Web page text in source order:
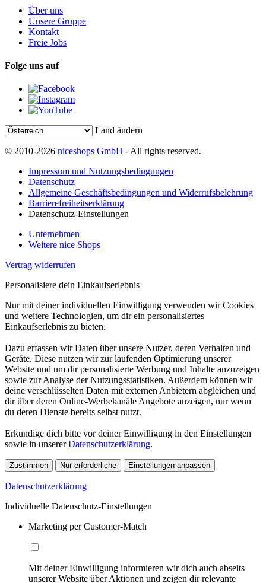
Über uns
Unsere Gruppe
Kontakt
Freie Jobs
Folge uns auf
Land ändern
© 2010-2026 niceshops GmbH - All rights reserved.
Impressum und Nutzungsbedingungen
Datenschutz
Allgemeine Geschäftsbedingungen und Widerrufsbelehrung
Barrierefreiheitserklärung
Datenschutz-Einstellungen
Unternehmen
Weitere nice Shops
Vertrag widerrufen
Personalisiere dein Einkaufserlebnis
Nur mit deiner individuellen Einwilligung verwenden wir Cookies
und weitere Technologien, um dir ein personalisiertes
Einkaufserlebnis zu bieten.
Dazu erfassen wir Daten über unsere Nutzer, deren Verhalten und
Geräte. Diese nutzen wir zur laufenden Optimierung unserer
Website und um dir personalisierte Werbung und Inhalte anzuzeigen
sowie zur Analyse der Nutzungsstatistiken. Außerdem können wir
deine verschlüsselten Daten mit externen Anbietern abgleichen und
dir über deren Online-Werbekanäle Angebote anzeigen, nur wenn
du deren Dienste bereits selbst nutzt.
Erkundige dich bitte vor deiner Einwilligung in den Einstellungen
sowie in unsererDatenschutzerklärung.
Zustimmen Nur erforderliche Einstellungen anpassen
Datenschutzerklärung
Individuelle Datenschutz-Einstellungen
Marketing per Customer-Match
Mit deiner Einwilligung informieren wir dich auch abseits
unserer Website über Aktionen und zeigen dir relevante